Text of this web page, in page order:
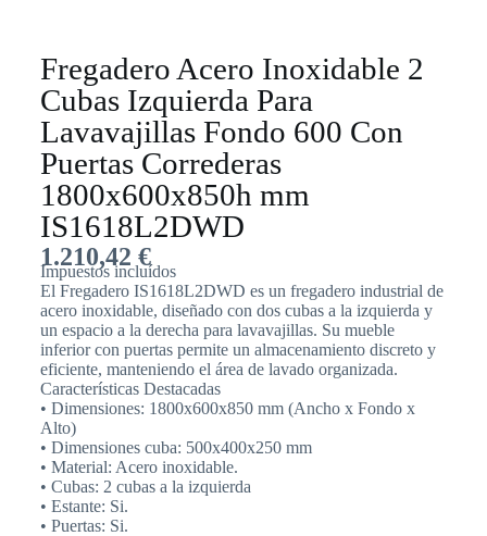
Fregadero Acero Inoxidable 2
Cubas Izquierda Para
Lavavajillas Fondo 600 Con
Puertas Correderas
1800x600x850h mm
IS1618L2DWD
1.210,42 €
Impuestos incluídos
El Fregadero IS1618L2DWD es un fregadero industrial de
acero inoxidable, diseñado con dos cubas a la izquierda y
un espacio a la derecha para lavavajillas. Su mueble
inferior con puertas permite un almacenamiento discreto y
eficiente, manteniendo el área de lavado organizada.
Características Destacadas
• Dimensiones: 1800x600x850 mm (Ancho x Fondo x
Alto)
• Dimensiones cuba: 500x400x250 mm
• Material: Acero inoxidable.
• Cubas: 2 cubas a la izquierda
• Estante: Si.
• Puertas: Si.